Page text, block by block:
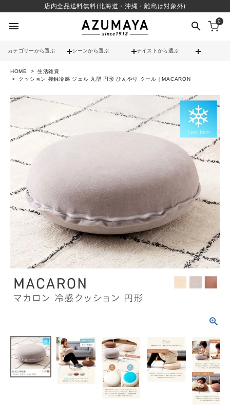
店内全品送料無料(北海道・沖縄・離島は対象外)
menu search 0
カテゴリーから選ぶ シーンから選ぶ テイストから選ぶ
check 送料無料
check 12時までのご注文で当日出荷
※営業日(平日)に限る
052-241-3103
schedule
ACCOUNT MENU
meeting_room ログイン person 会員登録
シーンから選ぶ
テイストから選ぶ
HOME
生活雑貨
クッション 接触冷感 ジェル 丸型 円形 ひんやり クール｜MACARON